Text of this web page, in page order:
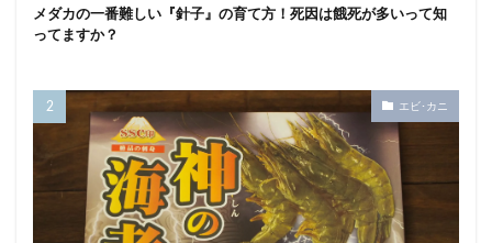
メダカの一番難しい『針子』の育て方！死因は餓死が多いって知
ってますか？
エビ･カニ